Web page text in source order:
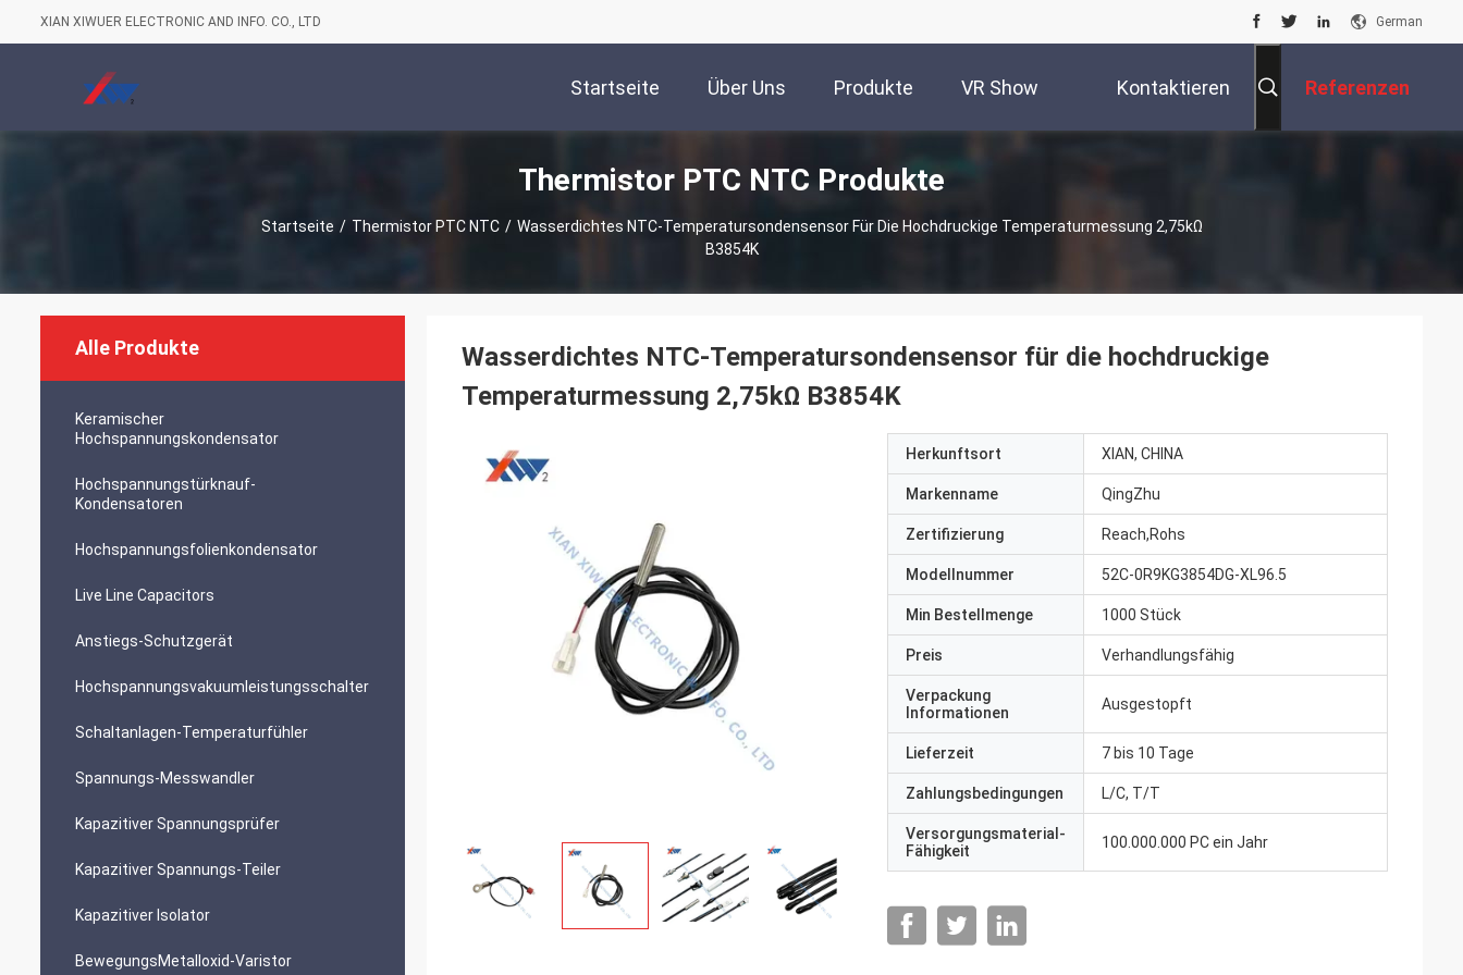
XIAN XIWUER ELECTRONIC AND INFO. CO., LTD German
Startseite Über Uns Produkte VR Show Kontaktieren Referenzen
Thermistor PTC NTC Produkte
Startseite / Thermistor PTC NTC / Wasserdichtes NTC-Temperatursondensensor Für Die Hochdruckige Temperaturmessung 2,75kΩ
B3854K
Alle Produkte
Keramischer
Hochspannungskondensator
Hochspannungstürknauf-
Kondensatoren
Hochspannungsfolienkondensator
Live Line Capacitors
Anstiegs-Schutzgerät
Hochspannungsvakuumleistungsschalter
Schaltanlagen-Temperaturfühler
Spannungs-Messwandler
Kapazitiver Spannungsprüfer
Kapazitiver Spannungs-Teiler
Kapazitiver Isolator
BewegungsMetalloxid-Varistor
Wasserdichtes NTC-Temperatursondensensor für die hochdruckige
Temperaturmessung 2,75kΩ B3854K
Herkunftsort XIAN, CHINA
Markenname QingZhu
Zertifizierung Reach,Rohs
Modellnummer 52C-0R9KG3854DG-XL96.5
Min Bestellmenge 1000 Stück
Preis Verhandlungsfähig
Verpackung
Informationen
Ausgestopft
Lieferzeit 7 bis 10 Tage
Zahlungsbedingungen L/C, T/T
Versorgungsmaterial-
Fähigkeit
100.000.000 PC ein Jahr